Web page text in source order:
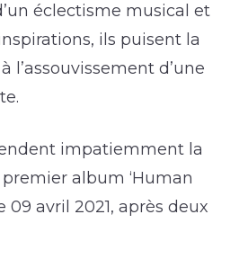
éclectisme musical et
ils puisent la
l’assouvissement d’une
impatiemment la
album ‘Human
09 avril 2021, après deux